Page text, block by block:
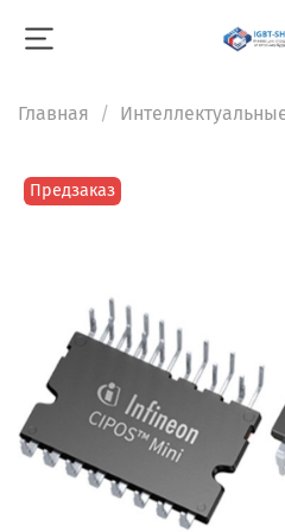
Главная
Предзаказ